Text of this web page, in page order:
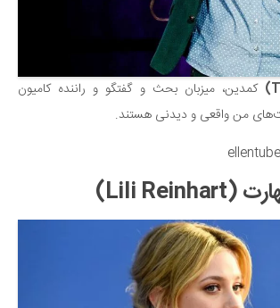
کمدین، میزبان بحث و گفتگو و راننده کامیون
من واقعی و دیدنی هستند.